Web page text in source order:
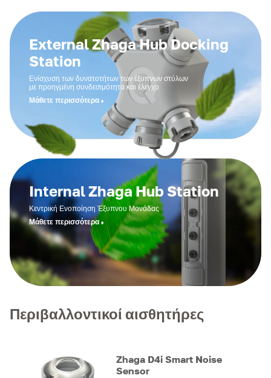
External Zhaga Hub Docking
Station
Ενίσχυση των δυνατοτήτων των έξυπνων στύλων
με προηγμένη συνδεσιμότητα και έλεγχο
Μάθετε περισσότερα
Internal Zhaga Hub Station
Κεντρική Ενοποίηση Έξυπνου Μονάδας
Μάθετε περισσότερα
Περιβαλλοντικοί αισθητήρες
Zhaga D4i Smart Noise
Sensor